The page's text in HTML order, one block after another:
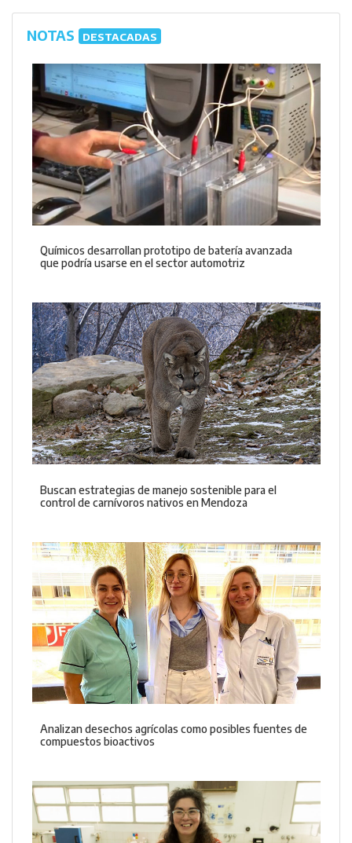
NOTAS DESTACADAS
Químicos desarrollan prototipo de batería avanzada
que podría usarse en el sector automotriz
Buscan estrategias de manejo sostenible para el
control de carnívoros nativos en Mendoza
Analizan desechos agrícolas como posibles fuentes de
compuestos bioactivos